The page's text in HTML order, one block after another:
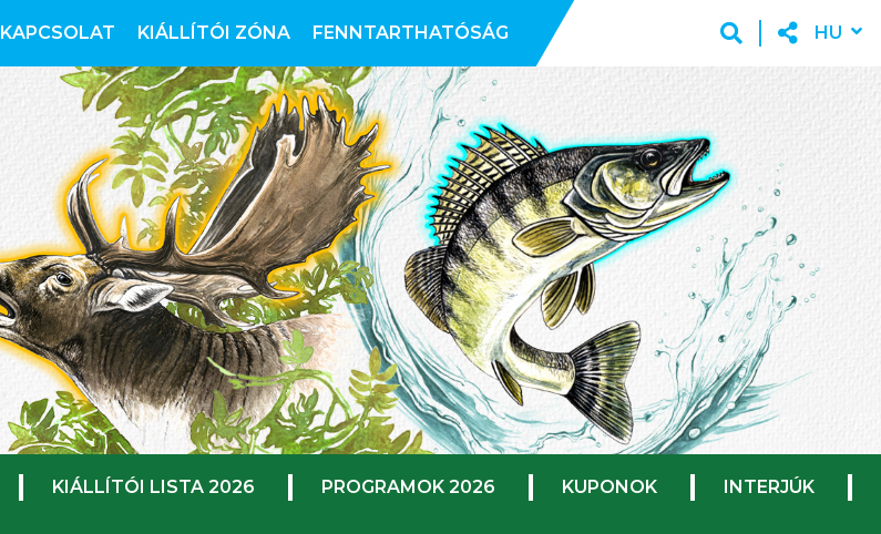
KAPCSOLAT KIÁLLÍTÓI ZÓNA FENNTARTHATÓSÁG HU
KIÁLLÍTÓI LISTA 2026 PROGRAMOK 2026 KUPONOK INTERJÚK